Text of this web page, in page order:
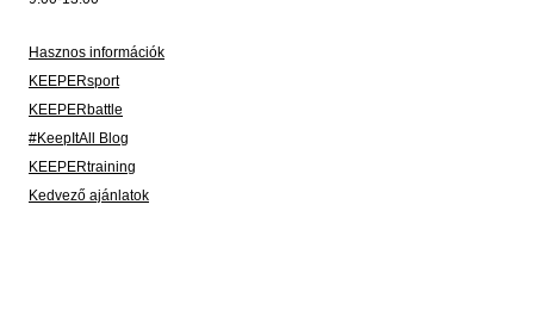
Hasznos információk
KEEPERsport
KEEPERbattle
#KeepItAll Blog
KEEPERtraining
Kedvező ajánlatok